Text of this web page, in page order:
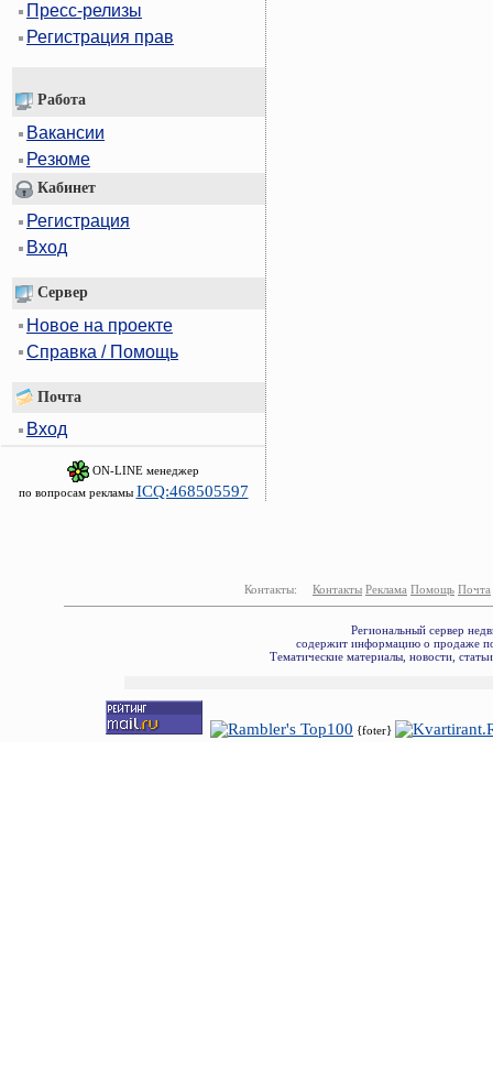
Пресс-релизы
Регистрация прав
Работа
Вакансии
Резюме
Кабинет
Регистрация
Вход
Сервер
Новое на проекте
Справка / Помощь
Почта
Вход
ON-LINE менеджер
по вопросам рекламы ICQ:468505597
Контакты: Контакты Реклама Помощь Почта
Региональный сервер
содержит информацию о продаже
Тематические материалы, новости,
{foter}